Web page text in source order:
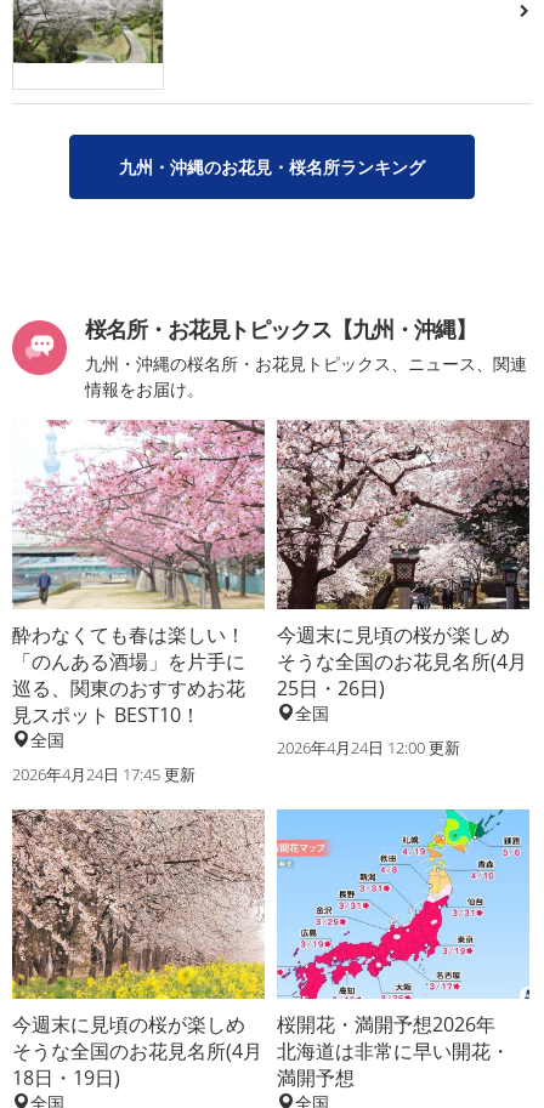
九州・沖縄のお花見・桜名所ランキング
桜名所・お花見トピックス【九州・沖縄】
九州・沖縄の桜名所・お花見トピックス、ニュース、関連
情報をお届け。
酔わなくても春は楽しい！
「のんある酒場」を片手に
巡る、関東のおすすめお花
見スポット BEST10！
全国
2026年4月24日 17:45 更新
今週末に見頃の桜が楽しめ
そうな全国のお花見名所(4月
25日・26日)
全国
2026年4月24日 12:00 更新
今週末に見頃の桜が楽しめ
そうな全国のお花見名所(4月
18日・19日)
全国
桜開花・満開予想2026年
北海道は非常に早い開花・
満開予想
全国